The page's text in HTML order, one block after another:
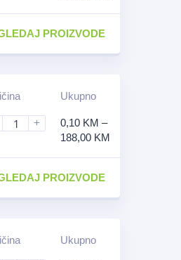
PROIZVODE
+
Ukupno
0,10 KM –
188,00 KM
PROIZVODE
Ukupno